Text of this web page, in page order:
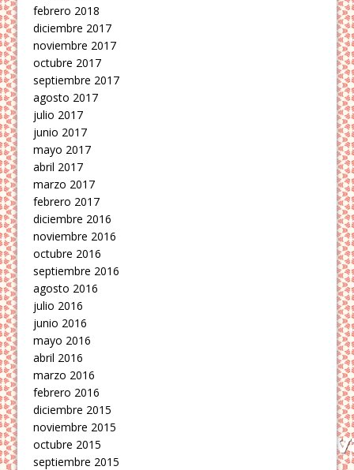
febrero 2018
diciembre 2017
noviembre 2017
octubre 2017
septiembre 2017
agosto 2017
julio 2017
junio 2017
mayo 2017
abril 2017
marzo 2017
febrero 2017
diciembre 2016
noviembre 2016
octubre 2016
septiembre 2016
agosto 2016
julio 2016
junio 2016
mayo 2016
abril 2016
marzo 2016
febrero 2016
diciembre 2015
noviembre 2015
octubre 2015
septiembre 2015